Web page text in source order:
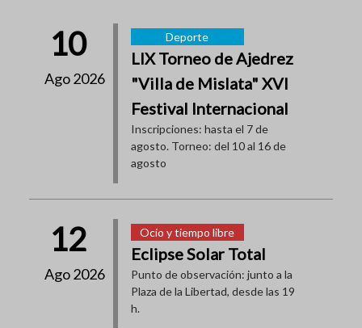
10
Ago 2026
Deporte
LIX Torneo de Ajedrez
"Villa de Mislata" XVI
Festival Internacional
Inscripciones: hasta el 7 de
agosto. Torneo: del 10 al 16 de
agosto
12
Ago 2026
Ocio y tiempo libre
Eclipse Solar Total
Punto de observación: junto a la
Plaza de la Libertad, desde las 19
h.